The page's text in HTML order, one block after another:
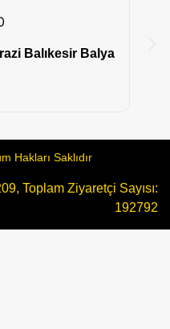
Balıkesir Balya
Hakları Saklıdır
Toplam Ziyaretçi Sayısı:
192792